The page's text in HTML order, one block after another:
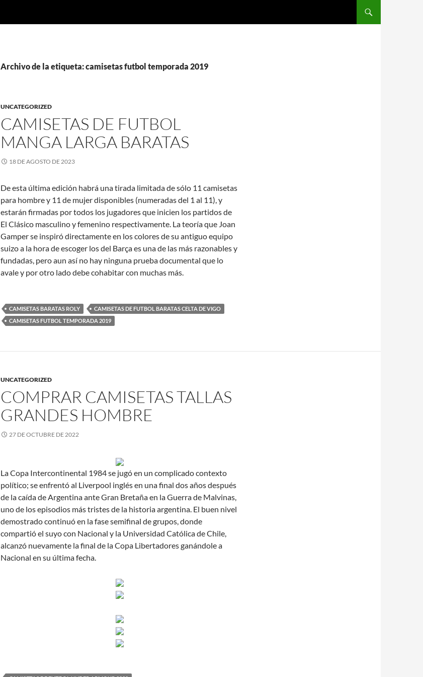
Archivo de la etiqueta: camisetas futbol temporada 2019
UNCATEGORIZED
CAMISETAS DE FUTBOL
MANGA LARGA BARATAS
18 DE AGOSTO DE 2023
De esta última edición habrá una tirada limitada de sólo 11 camisetas
para hombre y 11 de mujer disponibles (numeradas del 1 al 11), y
estarán firmadas por todos los jugadores que inicien los partidos de
El Clásico masculino y femenino respectivamente. La teoría que Joan
Gamper se inspiró directamente en los colores de su antiguo equipo
suizo a la hora de escoger los del Barça es una de las más razonables y
fundadas, pero aun así no hay ninguna prueba documental que lo
avale y por otro lado debe cohabitar con muchas más.
CAMISETAS BARATAS ROLY
CAMISETAS DE FUTBOL BARATAS CELTA DE VIGO
CAMISETAS FUTBOL TEMPORADA 2019
UNCATEGORIZED
COMPRAR CAMISETAS TALLAS
GRANDES HOMBRE
27 DE OCTUBRE DE 2022
La Copa Intercontinental 1984 se jugó en un complicado contexto
político; se enfrentó al Liverpool inglés en una final dos años después
de la caída de Argentina ante Gran Bretaña en la Guerra de Malvinas,
uno de los episodios más tristes de la historia argentina. El buen nivel
demostrado continuó en la fase semifinal de grupos, donde
compartió el suyo con Nacional y la Universidad Católica de Chile,
alcanzó nuevamente la final de la Copa Libertadores ganándole a
Nacional en su última fecha.